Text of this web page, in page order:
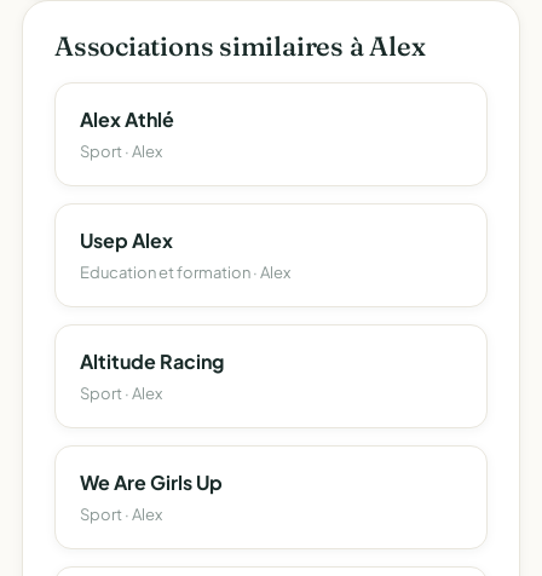
Associations similaires à Alex
Alex Athlé
Sport · Alex
Usep Alex
Education et formation · Alex
Altitude Racing
Sport · Alex
We Are Girls Up
Sport · Alex